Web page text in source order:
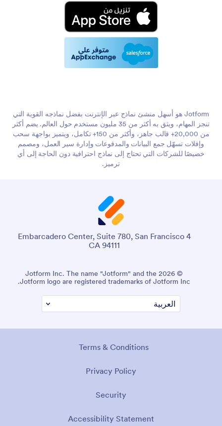
Jotform هو أسهل منشئ نماذج عبر الإنترنت بفضل نماذجه القوية التي
تنجز المهام، ويثق به أكثر من 35 مليون مستخدم حول العالم. يضم أكثر
من 20,000+ قالب جاهز، وأكثر من 150+ تكامل، ويتميز بواجهة سحب
وإفلات تسهّل جمع البيانات والمدفوعات وإدارة سير العمل، ومصمم
خصيصًا للشركات التي تحتاج إلى نماذج احترافية دون الحاجة إلى أي
ترميز.
4 Embarcadero Center, Suite 780, San Francisco
CA 94111
© 2026 Jotform Inc. The name "Jotform" and the
Jotform logo are registered trademarks of Jotform Inc.
Terms & Conditions
Privacy Policy
Security
Accessibility Statement